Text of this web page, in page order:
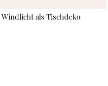
Windlicht als Tischdeko